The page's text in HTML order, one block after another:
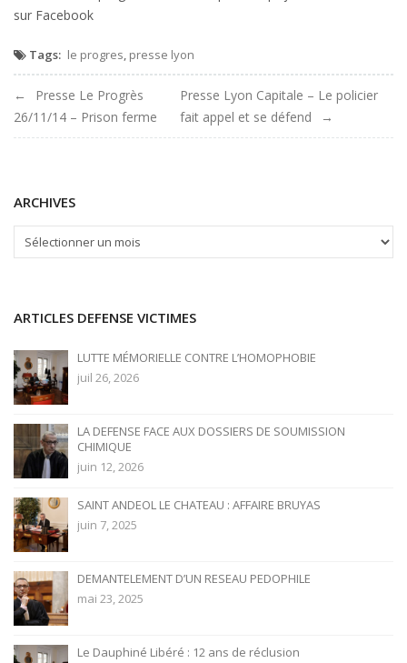
sur
Facebook
Tags: le progres, presse lyon
Navigation
de
Presse Le Progrès
26/11/14 – Prison ferme
Presse Lyon Capitale – Le policier
fait appel et se défend
ARCHIVES
ARCHIVES
ARTICLES DEFENSE VICTIMES
LUTTE MÉMORIELLE CONTRE L’HOMOPHOBIE
juil 26, 2026
LA DEFENSE FACE AUX DOSSIERS DE SOUMISSION
CHIMIQUE
juin 12, 2026
SAINT ANDEOL LE CHATEAU : AFFAIRE BRUYAS
juin 7, 2025
DEMANTELEMENT D’UN RESEAU PEDOPHILE
mai 23, 2025
Le Dauphiné Libéré : 12 ans de réclusion